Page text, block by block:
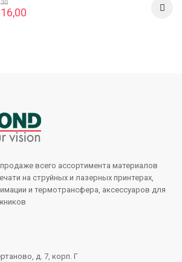
всего ассортимента материалов
на струйных и лазерных принтерах,
и термотрансфера, аксессуаров для
д. 7, корп. Г